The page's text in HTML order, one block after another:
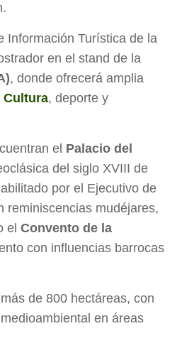
Información Turística de la
en el stand de la
, donde ofrecerá amplia
Cultura, deporte y
el Palacio del
del siglo XVIII de
por el Ejecutivo de
reminiscencias mudéjares,
el Convento de la
con influencias barrocas
de 800 hectáreas, con
en áreas